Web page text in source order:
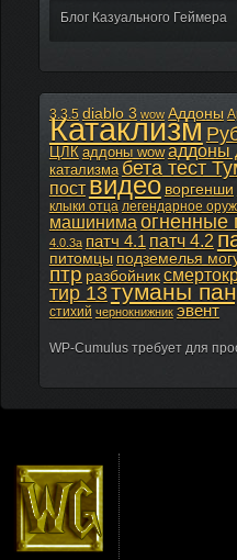
Блог Казуального Геймера
3.3.5 diablo 3 wow Аддоны
Катаклизм
ЦЛК аддоны wow аддоны
катализма бета тест
поствидео воргенши
клыки отца легендарное
машинима огненные
4.0.3а патч 4.1 патч 4.2
питомцы подземелья
птр разбойник
тир 13туманы
стихий чернокнижник эвент
WP-Cumulus требует для